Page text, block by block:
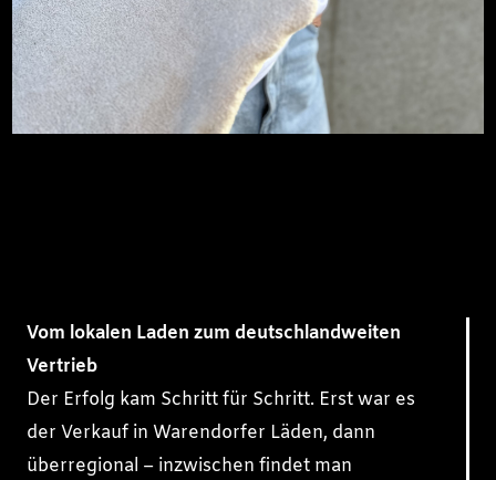
Vom lokalen Laden zum deutschlandweiten
Vertrieb
Der Erfolg kam Schritt für Schritt. Erst war es
der Verkauf in Warendorfer Läden, dann
überregional – inzwischen findet man